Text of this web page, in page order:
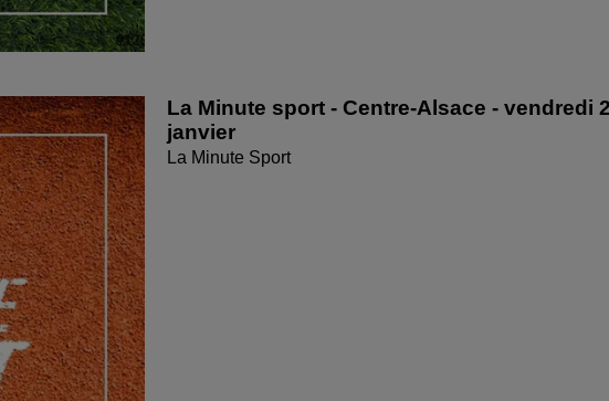
La Minute sport - Centre-Alsace - vendredi
janvier
La Minute Sport